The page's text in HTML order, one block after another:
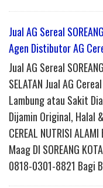
Jual AG Sereal
Agen Distibutor AG
Jual AG Sereal
SELATAN Jual AG
Lambung atau Sakit
Dijamin Original, Halal
CEREAL NUTRISI
Maag DI SOREANG
0818-0301-8821 Bagi